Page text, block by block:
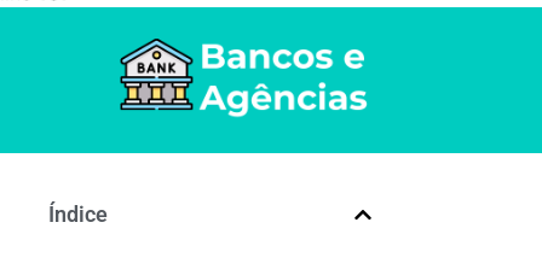
Índice